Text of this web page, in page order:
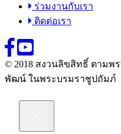
ร่วมงานกับเรา
ติดต่อเรา
© 2018 สงวนลิขสิทธิ์ ตามพ
พัฒน์ ในพระบรมราชูปถัมภ์